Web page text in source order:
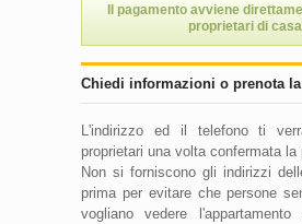
Il pagamento avviene
proprietari di casa
Chiedi informazioni o prenota la
L'indirizzo ed il telefono ti
proprietari una volta confermata la
Non si forniscono gli indirizzi
prima per evitare che persone
vogliano vedere l'appartamento